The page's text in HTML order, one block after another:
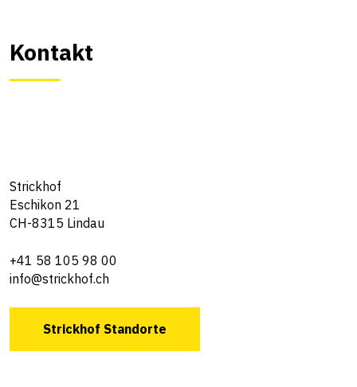
Kontakt
Strickhof
Eschikon 21
CH-8315 Lindau
+41 58 105 98 00
info@strickhof.ch
Strickhof Standorte